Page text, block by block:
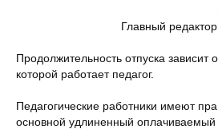
Главный
Продолжительность отпуска зависит
которой работает педагог.
Педагогические работники имеют
основной удлиненный оплачиваемый